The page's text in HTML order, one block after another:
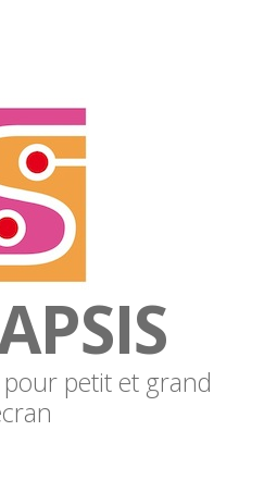
petit et grand